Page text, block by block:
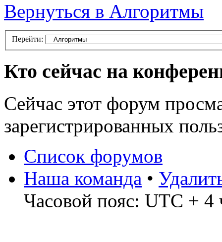
Вернуться в Алгоритмы
Перейти:
Кто сейчас на
Сейчас этот форум
зарегистрированных
Список форумов
Наша команда •
Часовой пояс: UTC + 4